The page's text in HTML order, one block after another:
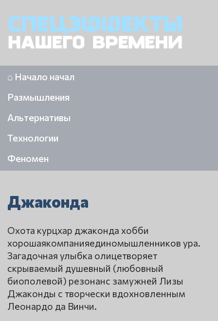
⌂ Начало начал
Размышления
Альтернативы
Технологии
Феномен
Джаконда
Охота курцхар джаконда хобби
хорошаякомпанияединомышленников ура.
Загадочная улыбка олицетворяет
скрываемый душевный (любовный
биополевой) резонанс замужней Лизы
Джаконды с творчески вдохновленным
Леонардо да Винчи.